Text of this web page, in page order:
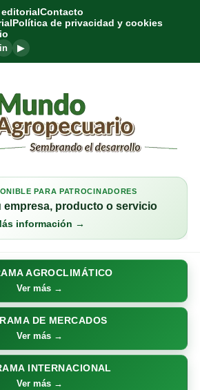
Contacto
Política de privacidad y cookies
in ▶
PARA PATROCINADORES
empresa, producto o servicio
información →
AGROCLIMÁTICO
Ver más →
DE MERCADOS
Ver más →
INTERNACIONAL
Ver más →